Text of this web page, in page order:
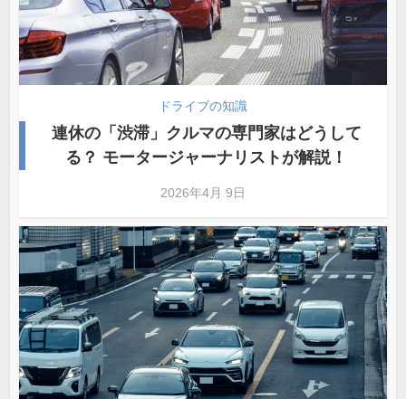
ドライブの知識
連休の「渋滞」クルマの専門家はどうして
る？ モータージャーナリストが解説！
2026年4月 9日